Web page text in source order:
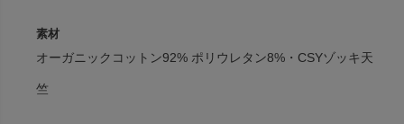
素材
オーガニックコットン92% ポリウレタン8%・CSYゾッキ天
竺